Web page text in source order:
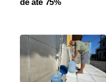
de até 75%